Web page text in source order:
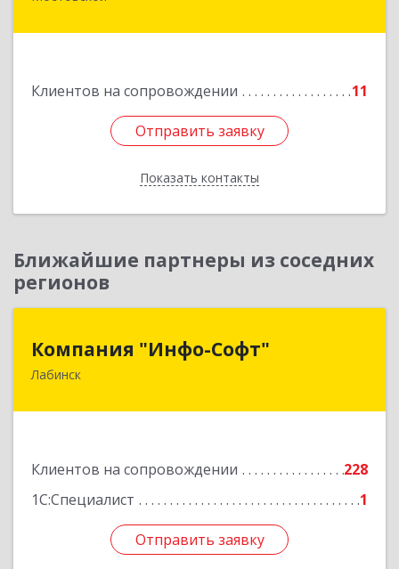
Клиентов на сопровождении 11
Отправить заявку
Показать контакты
Отправить заявку
Назад
Ближайшие партнеры из соседних
регионов
Компания "Инфо-Софт"
Лабинск
Клиентов на сопровождении
228
1С:Специалист
1
Отправить заявку
Компания "Инфо-Софт"
352500, Краснодарский край, Лабинский р-н,
Отправить заявку